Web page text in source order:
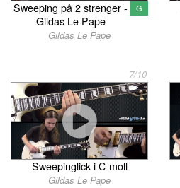
G
Sweeping på 2 strenger -
Gildas Le Pape
Gildas Le Pape
7/10
Sweepinglick i C-moll
Gildas Le Pape